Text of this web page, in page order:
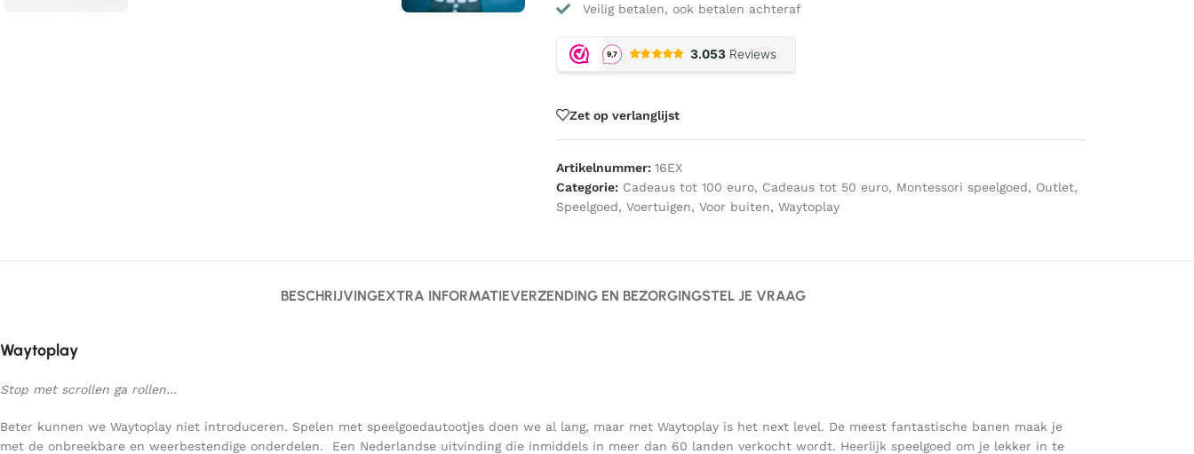
Veilig betalen, ook betalen achteraf
Zet op verlanglijst
Artikelnummer: 16EX
Categorie: Cadeaus tot 100 euro, Cadeaus tot 50 euro, Montessori speelgoed, Outlet,
Speelgoed, Voertuigen, Voor buiten, Waytoplay
BESCHRIJVINGEXTRA INFORMATIEVERZENDING EN BEZORGINGSTEL JE VRAAG
Waytoplay
Stop met scrollen ga rollen…
Beter kunnen we Waytoplay niet introduceren. Spelen met speelgoedautootjes doen we al lang, maar met Waytoplay is het next level. De meest fantastische banen maak je
met de onbreekbare en weerbestendige onderdelen.
Een Nederlandse uitvinding die inmiddels in meer dan 60 landen verkocht wordt. Heerlijk speelgoed om je lekker in te